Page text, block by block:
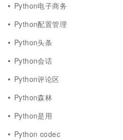
Python电子商务
Python配置管理
Python头条
Python会话
Python评论区
Python森林
Python是用
Python codec